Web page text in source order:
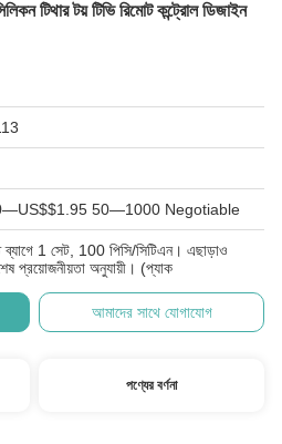
টিথার টয় টিভি রিমোট কন্ট্রোল ডিজাইন
US$$1.60—US$$1.95 50—1000 Negotiable
ব্যাগে 1 সেট, 100 পিসি/সিটিএন। এছাড়াও
প্রয়োজনীয়তা অনুযায়ী। (প্যাক
আমাদের সাথে যোগাযোগ
পণ্যের বর্ণনা